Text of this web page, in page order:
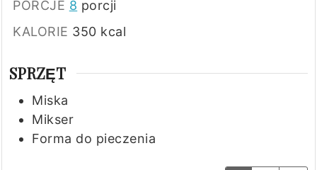
PORCJE 8 porcji
KALORIE 350 kcal
SPRZĘT
Miska
Mikser
Forma do pieczenia